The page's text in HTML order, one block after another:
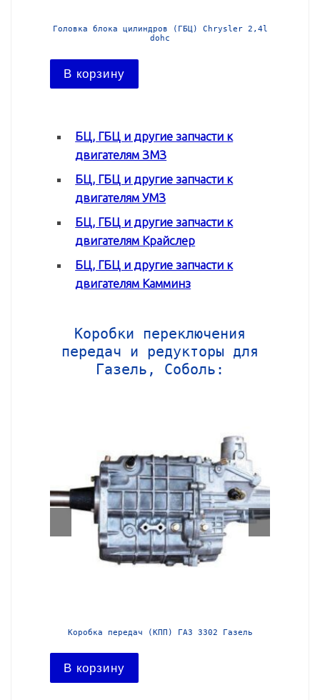
Головка блока цилиндров (ГБЦ) Chrysler 2,4l
dohc
В корзину
БЦ, ГБЦ и другие запчасти к
двигателям ЗМЗ
БЦ, ГБЦ и другие запчасти к
двигателям УМЗ
БЦ, ГБЦ и другие запчасти к
двигателям Крайслер
БЦ, ГБЦ и другие запчасти к
двигателям Камминз
Коробки переключения
передач и редукторы для
Газель, Соболь:
Коробка передач (КПП) ГАЗ 3302 Газель
В корзину